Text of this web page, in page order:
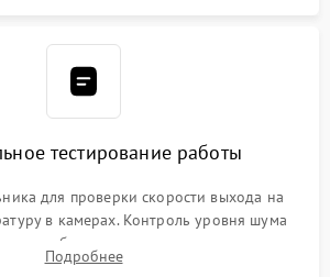
тестирование работы
для проверки скорости выхода на
в камерах. Контроль уровня шума
обмерзания стенок и корректного
системы автоматической оттайки.
Подробнее